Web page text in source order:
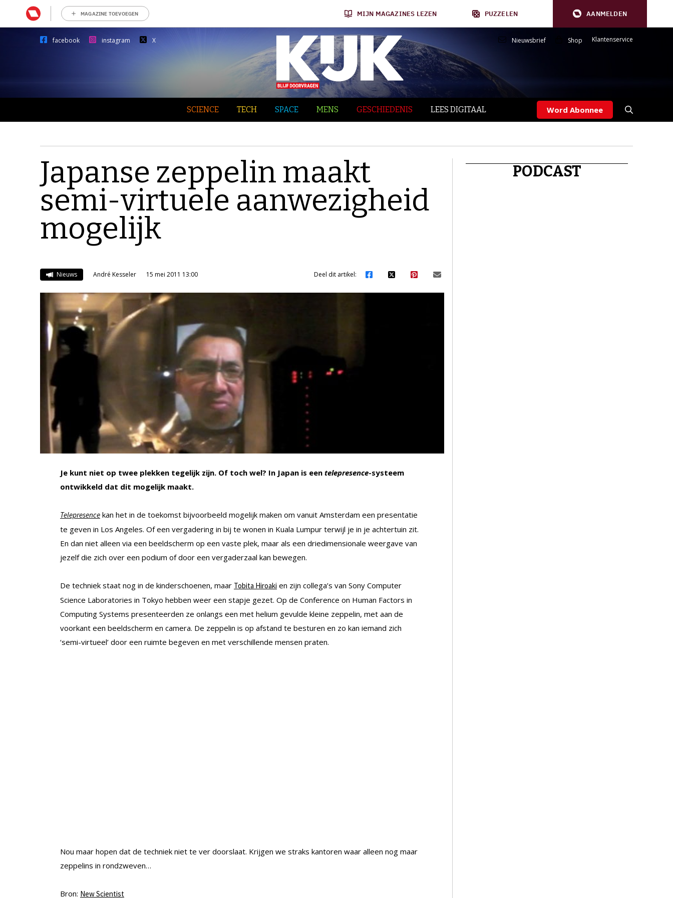
MAGAZINE TOEVOEGEN MIJN MAGAZINES LEZEN PUZZELEN AANMELDEN
facebook instagram X Nieuwsbrief Shop Klantenservice
SCIENCE TECH SPACE MENS GESCHIEDENIS LEES DIGITAAL Word Abonnee
Japanse zeppelin maakt
semi-virtuele aanwezigheid
mogelijk
Nieuws André Kesseler 15 mei 2011 13:00 Deel dit artikel:
Je kunt niet op twee plekken tegelijk zijn. Of toch wel? In Japan is een telepresence-systeem
ontwikkeld dat dit mogelijk maakt.
Telepresence kan het in de toekomst bijvoorbeeld mogelijk maken om vanuit Amsterdam een presentatie
te geven in Los Angeles. Of een vergadering in bij te wonen in Kuala Lumpur terwijl je in je achtertuin zit.
En dan niet alleen via een beeldscherm op een vaste plek, maar als een driedimensionale weergave van
jezelf die zich over een podium of door een vergaderzaal kan bewegen.
De techniek staat nog in de kinderschoenen, maar Tobita Hiroaki en zijn collega’s van Sony Computer
Science Laboratories in Tokyo hebben weer een stapje gezet. Op de Conference on Human Factors in
Computing Systems presenteerden ze onlangs een met helium gevulde kleine zeppelin, met aan de
voorkant een beeldscherm en camera. De zeppelin is op afstand te besturen en zo kan iemand zich
‘semi-virtueel’ door een ruimte begeven en met verschillende mensen praten.
Nou maar hopen dat de techniek niet te ver doorslaat. Krijgen we straks kantoren waar alleen nog maar
zeppelins in rondzweven…
Bron: New Scientist
PODCAST